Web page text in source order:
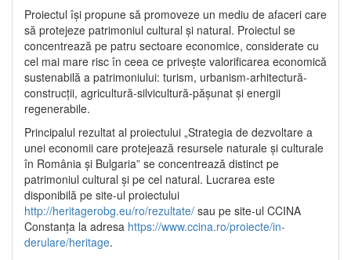
Proiectul își propune să promoveze un mediu de afaceri care
să protejeze patrimoniul cultural și natural. Proiectul se
concentrează pe patru sectoare economice, considerate cu
cel mai mare risc în ceea ce privește valorificarea economică
sustenabilă a patrimoniului: turism, urbanism-arhitectură-
construcții, agricultură-silvicultură-pășunat și energii
regenerabile.
Principalul rezultat al proiectului „Strategia de dezvoltare a
unei economii care protejează resursele naturale și culturale
în România și Bulgaria” se concentrează distinct pe
patrimoniul cultural și pe cel natural. Lucrarea este
disponibilă pe site-ul proiectului
http://heritagerobg.eu/ro/rezultate/ sau pe site-ul CCINA
Constanța la adresa https://www.ccina.ro/proiecte/in-
derulare/heritage.